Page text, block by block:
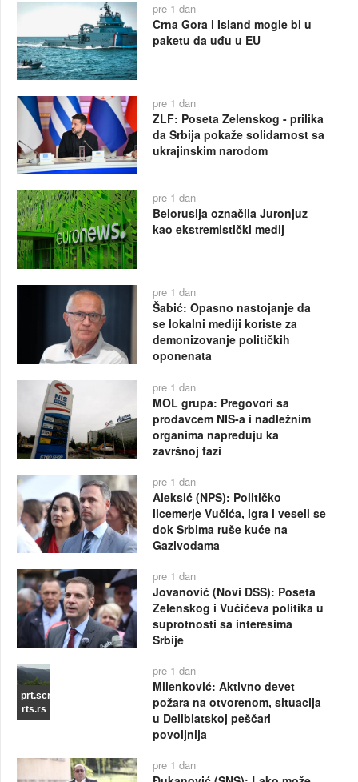
pre 1 dan
Crna Gora i Island mogle bi u
paketu da uđu u EU
pre 1 dan
ZLF: Poseta Zelenskog - prilika
da Srbija pokaže solidarnost sa
ukrajinskim narodom
pre 1 dan
Belorusija označila Juronjuz
kao ekstremistički medij
pre 1 dan
Šabić: Opasno nastojanje da
se lokalni mediji koriste za
demonizovanje političkih
oponenata
pre 1 dan
MOL grupa: Pregovori sa
prodavcem NIS-a i nadležnim
organima napreduju ka
završnoj fazi
pre 1 dan
Aleksić (NPS): Političko
licemerje Vučića, igra i veseli se
dok Srbima ruše kuće na
Gazivodama
pre 1 dan
Jovanović (Novi DSS): Poseta
Zelenskog i Vučićeva politika u
suprotnosti sa interesima
Srbije
prt.scr
rts.rs
pre 1 dan
Milenković: Aktivno devet
požara na otvorenom, situacija
u Deliblatskoj peščari
povoljnija
pre 1 dan